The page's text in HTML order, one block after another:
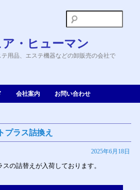
・ヒューマン
用品、エステ機器などの卸販売の会社で
会社案内 お問い合わせ
プラス詰換え
2025年6月18日
の詰替えが入荷しております。